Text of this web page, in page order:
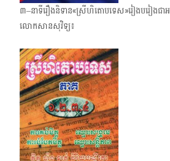
៣–នាទីរឿងនិទាន«ស្រីហិតោបទេស»រៀង​បរៀងជ
លោកសានសុវិទ្យ៖